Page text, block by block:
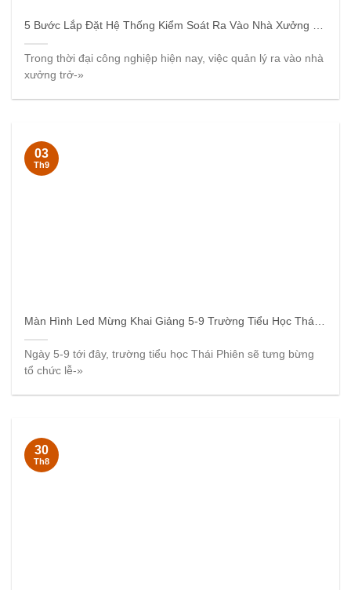
Trong thời đại công nghiệp hiện nay, việc quản lý ra vào nhà
xưởng trở-»
Màn Hình Led Mừng Khai Giảng 5-9 Trường Tiểu Học Thái Phiên
Ngày 5-9 tới đây, trường tiểu học Thái Phiên sẽ tưng bừng
tổ chức lễ-»
03
Th9
30
Th8